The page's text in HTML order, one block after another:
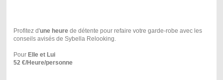
Profitez d'une heurede détente pour refaire votre garde-robe avec les
conseils avisés de Sybella Relooking.
Pour Elle et Lui
52 €/Heure/personne